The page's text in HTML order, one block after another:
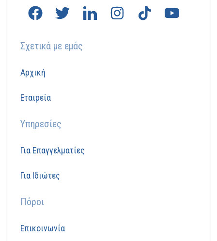
Σχετικά με εμάς
Αρχική
Εταιρεία
Υπηρεσίες
Για Επαγγελματίες
Για Ιδιώτες
Πόροι
Επικοινωνία